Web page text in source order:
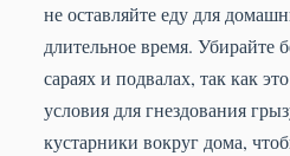
не оставляйте еду для
длительное время. Убирайте
сараях и подвалах, так как
условия для гнездования
кустарники вокруг дома,